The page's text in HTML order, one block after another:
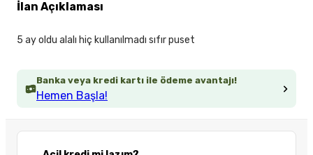
Banka veya kredi kartı ile ödeme avantajı!
Hemen Başla!
İlan Açıklaması
5 ay oldu alalı hiç kullanılmadı sıfır puset